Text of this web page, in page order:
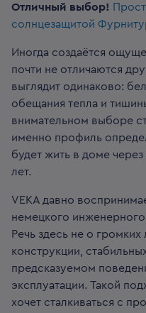
Отличный выбор!
солнцезащитой
Иногда создаётся
почти не отличаются
выглядит одинаково:
обещания тепла и
внимательном выборе
именно профиль
будет жить в доме через
лет.
VEKA давно
немецкого
Речь здесь не о
конструкции,
предсказуемом
эксплуатации. Такой
хочет сталкиваться с